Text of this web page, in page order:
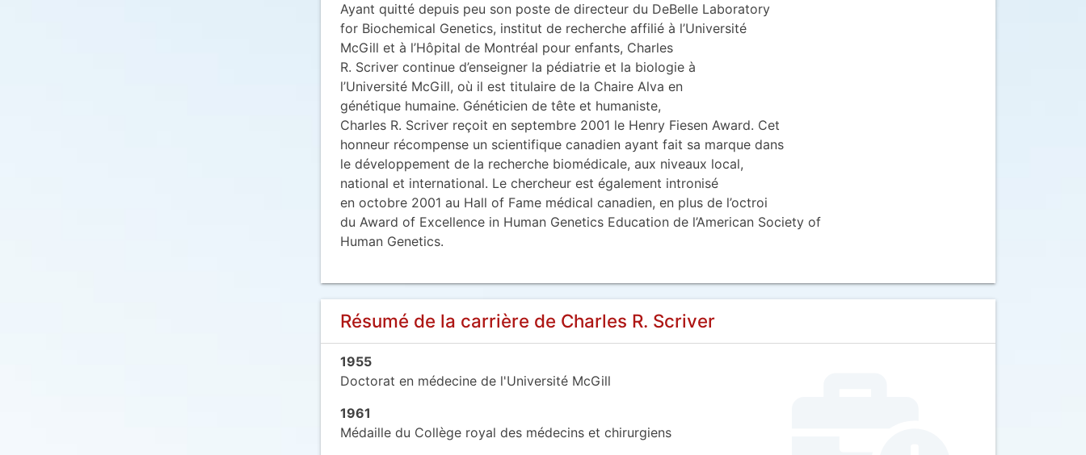
Ayant quitté depuis peu son poste de directeur du DeBelle Laboratory
for Biochemical Genetics, institut de recherche affilié à l’Université
McGill et à l’Hôpital de Montréal pour enfants, Charles
R. Scriver continue d’enseigner la pédiatrie et la biologie à
l’Université McGill, où il est titulaire de la Chaire Alva en
génétique humaine. Généticien de tête et humaniste,
Charles R. Scriver reçoit en septembre 2001 le Henry Fiesen Award. Cet
honneur récompense un scientifique canadien ayant fait sa marque dans
le développement de la recherche biomédicale, aux niveaux local,
national et international. Le chercheur est également intronisé
en octobre 2001 au Hall of Fame médical canadien, en plus de l’octroi
du Award of Excellence in Human Genetics Education de l’American Society of
Human Genetics.
Résumé de la carrière de Charles R. Scriver
1955
Doctorat en médecine de l'Université McGill
1961
Médaille du Collège royal des médecins et chirurgiens